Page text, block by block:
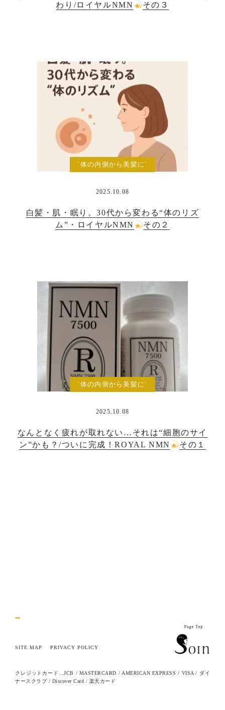
わり/ロイヤルNMN
その３
`体の内側から美髪に`
2025.10.08
白髪・肌・眠り。30代から変わる“体のリズ
ム”・ロイヤルNMN
その２
`体の内側から美髪に`
2025.10.08
なんとなく疲れが取れない…それは“細胞のサイ
ン”かも？/ついに完成！ROYAL NMN
その１
SITE MAP PRIVACY POLICY
クレジットカード…JCB / MASTERCARD / AMERICAN EXPRESS / VISA / ダイ
ナースクラブ / Discover Card / 楽天カード